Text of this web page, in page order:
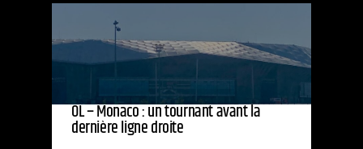
OL – Monaco : un tournant avant la
dernière ligne droite